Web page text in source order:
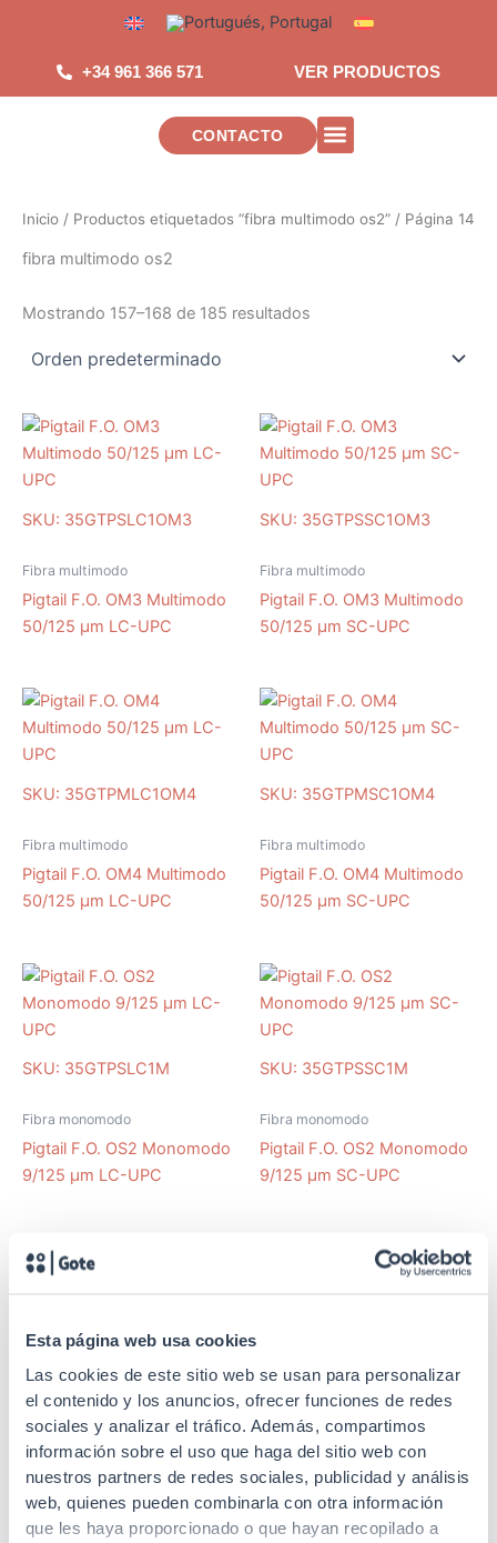
Esta página web usa cookies
Las cookies de este sitio web se usan para personalizar
el contenido y los anuncios, ofrecer funciones de redes
sociales y analizar el tráfico. Además, compartimos
información sobre el uso que haga del sitio web con
nuestros partners de redes sociales, publicidad y análisis
web, quienes pueden combinarla con otra información
que les haya proporcionado o que hayan recopilado a
contenido
+34 961 366 571 VER PRODUCTOS
CONTACTO
Inicio / Productos etiquetados “fibra multimodo os2” / Página 14
fibra multimodo os2
Mostrando 157–168 de 185 resultados
SKU: 35GTPSLC1OM3
Fibra multimodo
Pigtail F.O. OM3 Multimodo
50/125 μm LC-UPC
SKU: 35GTPSSC1OM3
Fibra multimodo
Pigtail F.O. OM3 Multimodo
50/125 μm SC-UPC
SKU: 35GTPMLC1OM4
Fibra multimodo
Pigtail F.O. OM4 Multimodo
50/125 μm LC-UPC
SKU: 35GTPMSC1OM4
Fibra multimodo
Pigtail F.O. OM4 Multimodo
50/125 μm SC-UPC
SKU: 35GTPSLC1M
Fibra monomodo
Pigtail F.O. OS2 Monomodo
9/125 μm LC-UPC
SKU: 35GTPSSC1M
Fibra monomodo
Pigtail F.O. OS2 Monomodo
9/125 μm SC-UPC
SKU: 35GTPSST1M
Fibra monomodo
Pigtail F.O. OS2 Monomodo
9/125 μm ST-UPC
Pigtails F.O. FTTH Fibra
plana con fiador Monomodo
9/125 μm SC-APC